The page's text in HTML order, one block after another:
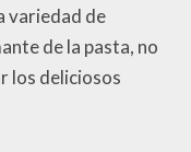
variedad de
de la pasta, no
los deliciosos